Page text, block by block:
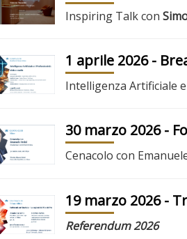
Inspiring Talk con
1 aprile 2026-
Intelligenza Artificiale
30 marzo 2026-
Cenacolo con
19 marzo 2026-
Referendum 2026